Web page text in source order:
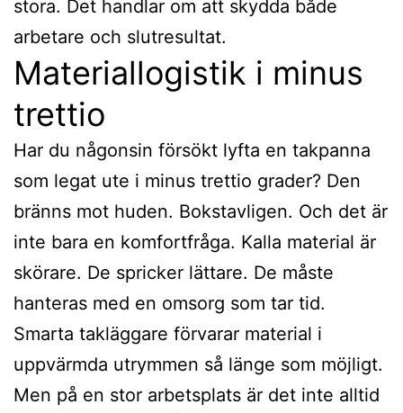
stora. Det handlar om att skydda både
arbetare och slutresultat.
Materiallogistik i minus
trettio
Har du någonsin försökt lyfta en takpanna
som legat ute i minus trettio grader? Den
bränns mot huden. Bokstavligen. Och det är
inte bara en komfortfråga. Kalla material är
skörare. De spricker lättare. De måste
hanteras med en omsorg som tar tid.
Smarta takläggare förvarar material i
uppvärmda utrymmen så länge som möjligt.
Men på en stor arbetsplats är det inte alltid